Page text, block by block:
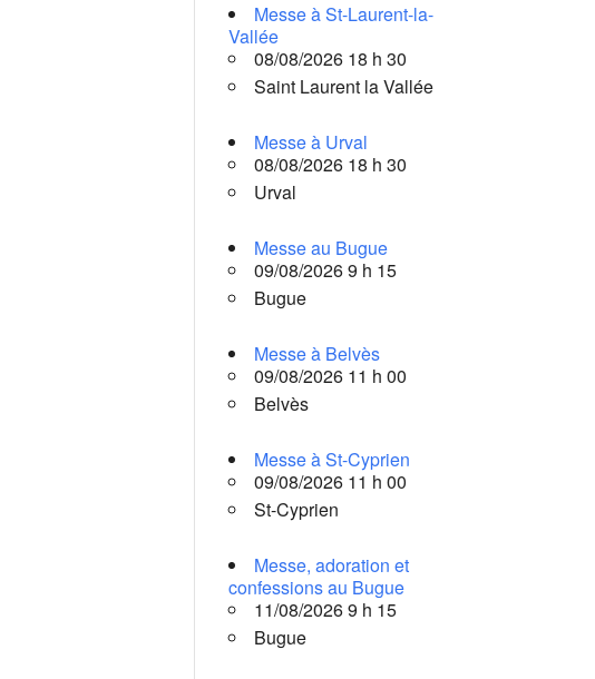
Messe à St-Laurent-la-
Vallée
08/08/2026 18 h 30
Saint Laurent la Vallée
Messe à Urval
08/08/2026 18 h 30
Urval
Messe au Bugue
09/08/2026 9 h 15
Bugue
Messe à Belvès
09/08/2026 11 h 00
Belvès
Messe à St-Cyprien
09/08/2026 11 h 00
St-Cyprien
Messe, adoration et
confessions au Bugue
11/08/2026 9 h 15
Bugue